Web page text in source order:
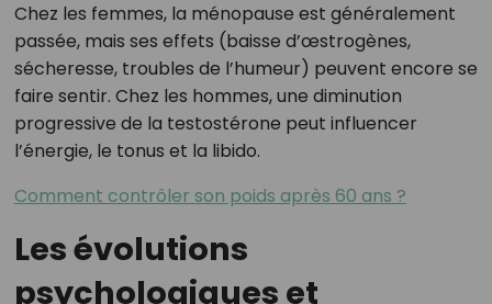
Chez les femmes, la ménopause est généralement
passée, mais ses effets (baisse d’œstrogènes,
sécheresse, troubles de l’humeur) peuvent encore se
faire sentir. Chez les hommes, une diminution
progressive de la testostérone peut influencer
l’énergie, le tonus et la libido.
Comment contrôler son poids après 60 ans ?
Les évolutions
psychologiques et